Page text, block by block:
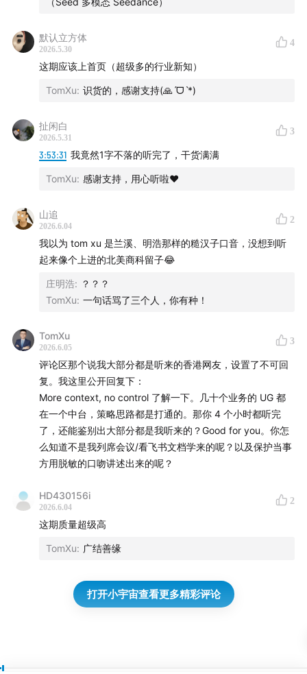
• 我们六七年前就在“蒸馏”了
• 爆发型流量怎么投放？
• 自动化投放真正的挑战在哪一块？素材、节点还是接口
• 邱少云广告素材事件
• 审核：事件之后素材风控努力，4道审核
• 几十上百亿的投放是怎么管的？
风控男在高楼
素材工业化：从千沧到北斗
茄小说
• AIGC 素材在字节内部跑到哪一步了
• AIGC出现后，创意是越来越重要了
• 打标签，拆分素材的颗粒度
• 这是个非常江湖的行业
• 哪些中间环节，可能会滋生腐败？
• 极速版怎么搞风控？
默认立方体
2026.5.30
4
这期应该上首页（超级多的行业新知）
TomXu: 识货的，感谢支持(🙏ˊᗜˋ*)
扯闲白
2026.5.31
3
3:53:31 我竟然1字不落的听完了，干货满满
TomXu: 感谢支持，用心听啦❤️
山追
2026.6.04
2
我以为 tom xu 是兰溪、明浩那样的糙汉子口音，没想到听
起来像个上进的北美商科留子😂
庄明浩: ？？？
TomXu: 一句话骂了三个人，你有种！
TomXu
2026.6.05
3
评论区那个说我大部分都是听来的香港网友，设置了不可回
复。我这里公开回复下：
More context, no control 了解一下。几十个业务的 UG 都
在一个中台，策略思路都是打通的。那你 4 个小时都听完
了，还能鉴别出大部分都是我听来的？Good for you。你怎
么知道不是我列席会议/看飞书文档学来的呢？以及保护当事
方用脱敏的口吻讲述出来的呢？
HD430156i
2026.6.04
2
这期质量超级高
TomXu: 广结善缘
打开小宇宙查看更多精彩评论